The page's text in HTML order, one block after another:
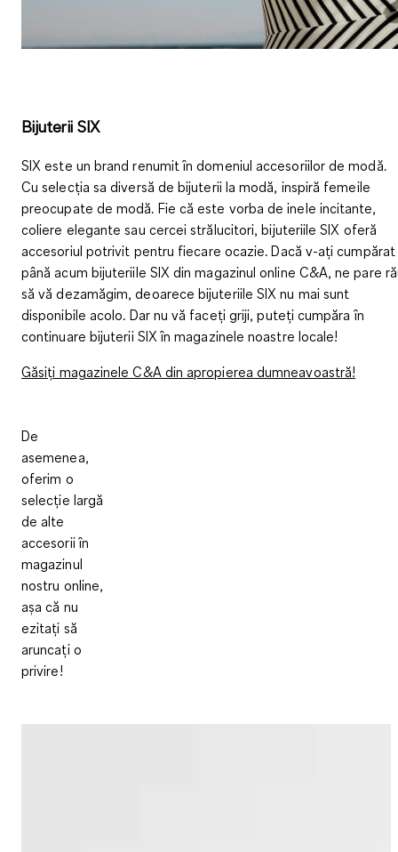
Bijuterii SIX
SIX este un brand renumit în domeniul accesoriilor de modă.
Cu selecția sa diversă de bijuterii la modă, inspiră femeile
preocupate de modă. Fie că este vorba de inele incitante,
coliere elegante sau cercei strălucitori, bijuteriile SIX oferă
accesoriul potrivit pentru fiecare ocazie. Dacă v-ați cumpărat
până acum bijuteriile SIX din magazinul online C&A, ne pare
să vă dezamăgim, deoarece bijuteriile SIX nu mai sunt
disponibile acolo. Dar nu vă faceți griji, puteți cumpăra în
continuare bijuterii SIX în magazinele noastre locale!
Găsiți magazinele C&A din apropierea dumneavoastră!
De
asemenea,
oferim o
selecție largă
de alte
accesorii în
magazinul
nostru online,
așa că nu
ezitați să
aruncați o
privire!